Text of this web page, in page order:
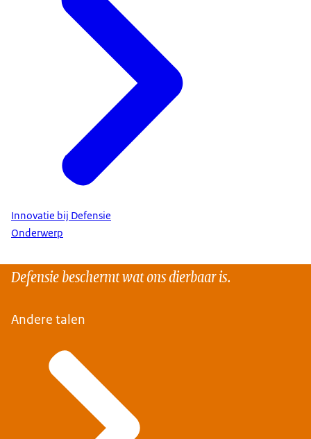
Innovatie bij Defensie
Onderwerp
Defensie beschermt wat ons dierbaar is.
Andere talen